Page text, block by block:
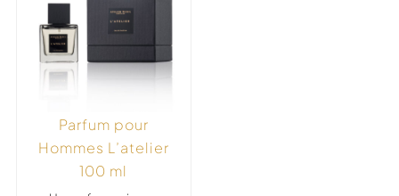
Parfum pour
Hommes L’atelier
100 ml